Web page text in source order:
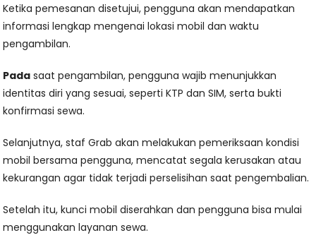
Ketika pemesanan disetujui, pengguna akan mendapatkan
informasi lengkap mengenai lokasi mobil dan waktu
pengambilan.
Pada saat pengambilan, pengguna wajib menunjukkan
identitas diri yang sesuai, seperti KTP dan SIM, serta bukti
konfirmasi sewa.
Selanjutnya, staf Grab akan melakukan pemeriksaan kondisi
mobil bersama pengguna, mencatat segala kerusakan atau
kekurangan agar tidak terjadi perselisihan saat pengembalian.
Setelah itu, kunci mobil diserahkan dan pengguna bisa mulai
menggunakan layanan sewa.